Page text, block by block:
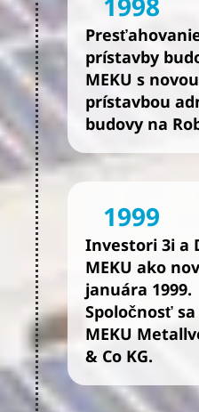
prístavby
MEKU s
prístavbou
budovy na
1999
Investori 3i a
MEKU ako
januára 1999.
Spoločnosť
MEKU
& Co KG.